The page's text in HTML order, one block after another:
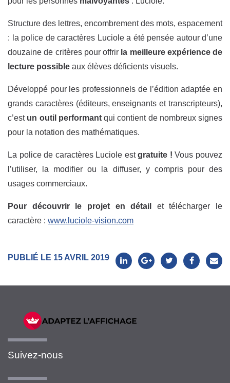
Structure des lettres, encombrement des mots, espacement
: la police de caractères Luciole a été pensée autour d’une
douzaine de critères pour offrir la meilleure expérience de
lecture possible aux élèves déficients visuels.
Développé pour les professionnels de l’édition adaptée en
grands caractères (éditeurs, enseignants et transcripteurs),
c’est un outil performant qui contient de nombreux signes
pour la notation des mathématiques.
La police de caractères Luciole estgratuite !Vous pouvez
l’utiliser, la modifier ou la diffuser, y compris pour des
usages commerciaux.
Pour découvrir le projet en détail et télécharger le
caractère : www.luciole-vision.com
PUBLIÉ LE 15 AVRIL 2019
Suivez-nous